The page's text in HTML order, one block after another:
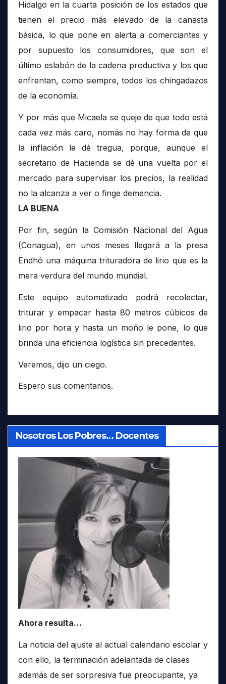
Hidalgo en la cuarta posición de los estados que
tienen el precio más elevado de la canasta
básica, lo que pone en alerta a comerciantes y
por supuesto los consumidores, que son el
último eslabón de la cadena productiva y los que
enfrentan, como siempre, todos los chingadazos
de la economía.
Y por más que Micaela se queje de que todo está
cada vez más caro, nomás no hay forma de que
la inflación le dé tregua, porque, aunque el
secretario de Hacienda se dé una vuelta por el
mercado para supervisar los precios, la realidad
no la alcanza a ver o finge demencia.
LA BUENA
Por fin, según la Comisión Nacional del Agua
(Conagua), en unos meses llegará a la presa
Endhó una máquina trituradora de lirio que es la
mera verdura del mundo mundial.
Este equipo automatizado podrá recolectar,
triturar y empacar hasta 80 metros cúbicos de
lirio por hora y hasta un moño le pone, lo que
brinda una eficiencia logística sin precedentes.
Veremos, dijo un ciego.
Espero sus comentarios.
Nosotros Los Pobres… Docentes
Ahora resulta…
La noticia del ajuste al actual calendario escolar y
con ello, la terminación adelantada de clases
además de ser sorpresiva fue preocupante, ya